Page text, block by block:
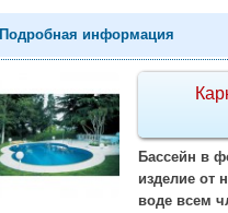
Подробная информация
Бассейн в
изделие от
воде всем